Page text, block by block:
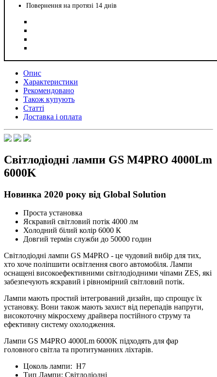
Повернення на протязі 14 днів
Опис
Характеристики
Рекомендовано
Також купують
Статті
Доставка і оплата
Світлодіодні лампи GS M4PRO 4000Lm
6000K
Новинка 2020 року від Global Solution
Проста установка
Яскравий світловий потік 4000 лм
Холодний білий колір 6000 К
Довгий термін служби до 50000 годин
Світлодіодні лампи GS M4PRO - це чудовий вибір для тих,
хто хоче поліпшити освітлення свого автомобіля. Лампи
оснащені високоефективними світлодіодними чіпами ZES, які
забезпечують яскравий і рівномірний світловий потік.
Лампи мають простий інтегрований дизайн, що спрощує їх
установку. Вони також мають захист від перепадів напруги,
високоточну мікросхему драйвера постійного струму та
ефективну систему охолодження.
Лампи GS M4PRO 4000Lm 6000K підходять для фар
головного світла та протитуманних ліхтарів.
Цоколь лампи: H7
Тип Лампи: Світлодіодні